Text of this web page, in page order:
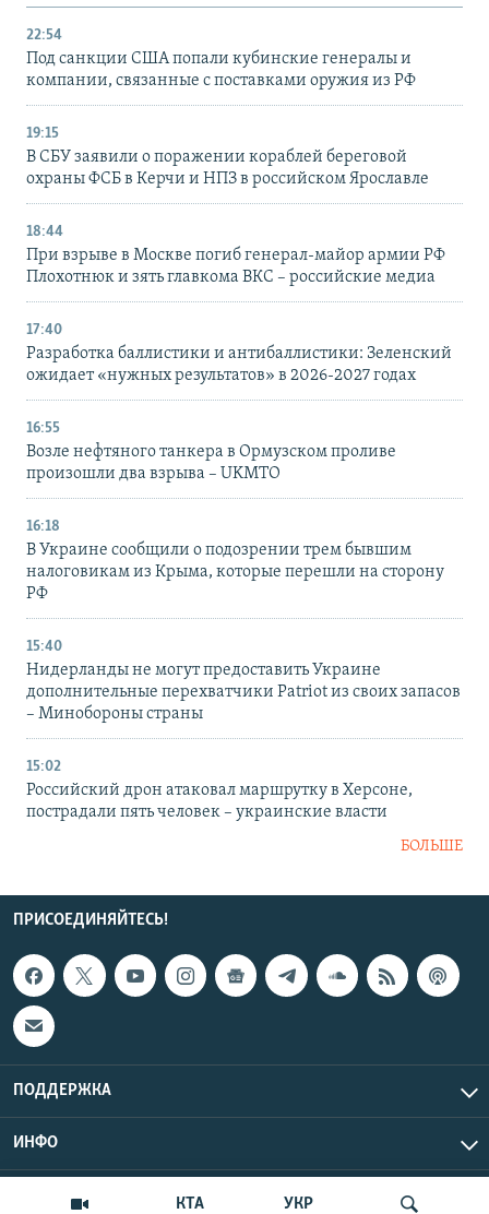
КТА УКР
22:54
Под санкции США попали кубинские генералы и
компании, связанные с поставками оружия из РФ
19:15
В СБУ заявили о поражении кораблей береговой
охраны ФСБ в Керчи и НПЗ в российском Ярославле
18:44
При взрыве в Москве погиб генерал-майор армии РФ
Плохотнюк и зять главкома ВКС – российские медиа
17:40
Разработка баллистики и антибаллистики: Зеленский
ожидает «нужных результатов» в 2026-2027 годах
16:55
Возле нефтяного танкера в Ормузском проливе
произошли два взрыва – UKMTO
16:18
В Украине сообщили о подозрении трем бывшим
налоговикам из Крыма, которые перешли на сторону
РФ
15:40
Нидерланды не могут предоставить Украине
дополнительные перехватчики Patriot из своих запасов
– Минобороны страны
15:02
Российский дрон атаковал маршрутку в Херсоне,
пострадали пять человек – украинские власти
БОЛЬШЕ
ПРИСОЕДИНЯЙТЕСЬ!
ПОДДЕРЖКА
ИНФО
Copyright Крым.Реалии, 2026 | Все права защищены.
UTC+3